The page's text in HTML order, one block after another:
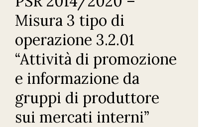
Misura 3 tipo di
operazione 3.2.01
“Attività di promozione
e informazione da
gruppi di produttore
sui mercati interni”